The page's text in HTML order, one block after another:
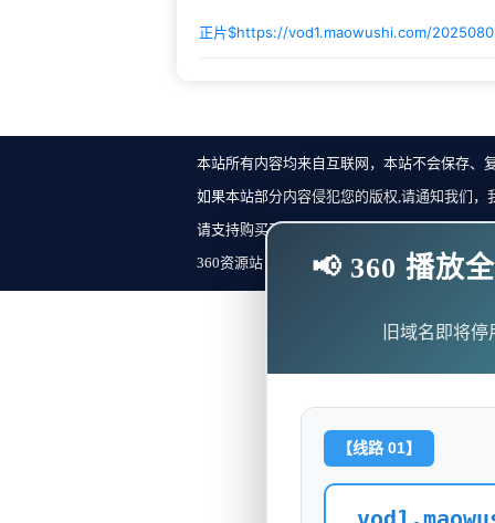
正片$https://vod1.maowushi.com/
本站所有内容均来自互联网，本站不会保存、
如果本站部分内容侵犯您的版权,请通知我们
请支持购买正版！反馈邮箱：
360资源站 Copyright ©2018-2023 All Rights
📢 360 播放
旧域名即将
【线路 01】